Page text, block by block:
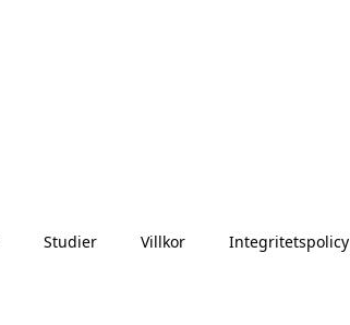
Studier Villkor Integritetspolicy